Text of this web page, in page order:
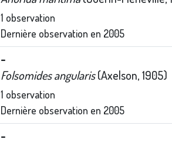
1 observation
Dernière observation en 2005
-
Folsomides angularis(Axelson, 1905)
1 observation
Dernière observation en 2005
-